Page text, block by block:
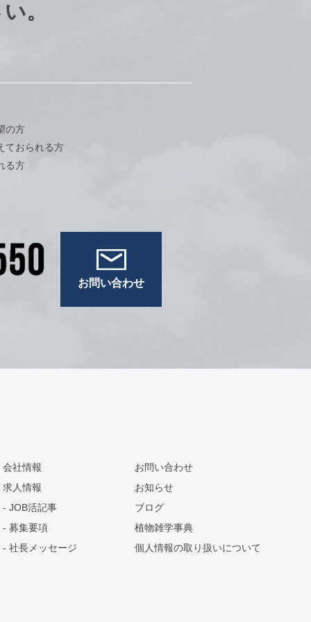
。
の方
ておられる方
る方
お問い合わせ
会社情報
求人情報
JOB活記事
募集要項
社長メッセージ
お問い合わせ
お知らせ
ブログ
植物雑学事典
個人情報の取り扱いについて